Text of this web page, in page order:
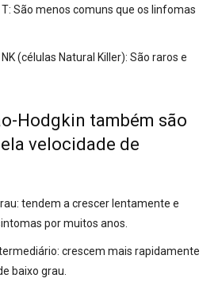
São menos comuns que os linfomas
(células Natural Killer): São raros e
Hodgkin também são
velocidade de
tendem a crescer lentamente e
por muitos anos.
crescem mais rapidamente
baixo grau.